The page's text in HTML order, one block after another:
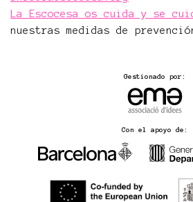
La Escocesa os cuida y se
nuestras medidas de
Gestionado por:
Con el apoyo de: